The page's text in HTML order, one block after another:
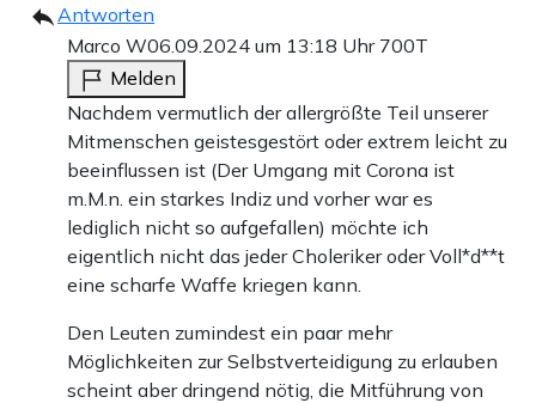
Antworten
Marco W06.09.2024 um 13:18 Uhr 700T
Melden
Nachdem vermutlich der allergrößte Teil unserer
Mitmenschen geistesgestört oder extrem leicht zu
beeinflussen ist (Der Umgang mit Corona ist
m.M.n. ein starkes Indiz und vorher war es
lediglich nicht so aufgefallen) möchte ich
eigentlich nicht das jeder Choleriker oder Voll*d**t
eine scharfe Waffe kriegen kann.
Den Leuten zumindest ein paar mehr
Möglichkeiten zur Selbstverteidigung zu erlauben
scheint aber dringend nötig, die Mitführung von